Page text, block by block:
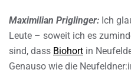
Maximilian Priglinger: Ich
Leute – soweit ich es
sind, dass Biohort in
Genauso wie die